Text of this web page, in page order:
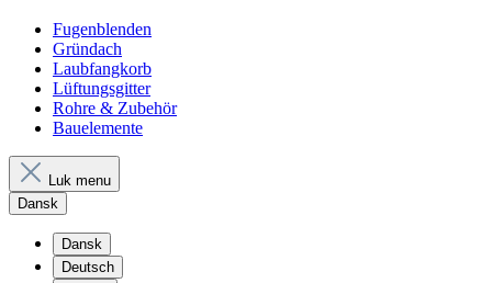
Fugenblenden
Gründach
Laubfangkorb
Lüftungsgitter
Rohre & Zubehör
Bauelemente
Luk menu
Dansk
Dansk
Deutsch